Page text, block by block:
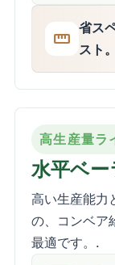
straighten 省ス
スト。
高生産量ラ
水平ベー
高い生産能力
の、コンベア
最適です。.